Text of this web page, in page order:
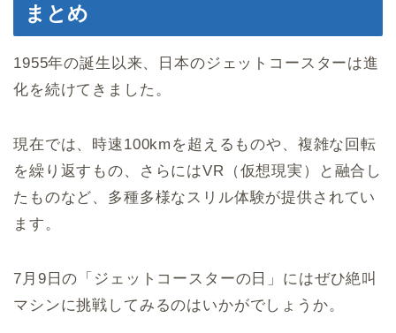
まとめ
1955年の誕生以来、日本のジェットコースターは進
化を続けてきました。
現在では、時速100kmを超えるものや、複雑な回転
を繰り返すもの、さらにはVR（仮想現実）と融合し
たものなど、多種多様なスリル体験が提供されてい
ます。
7月9日の「ジェットコースターの日」にはぜひ絶叫
マシンに挑戦してみるのはいかがでしょうか。